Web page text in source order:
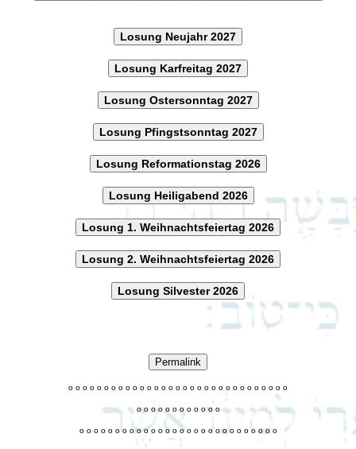
Losung Neujahr 2027
Losung Karfreitag 2027
Losung Ostersonntag 2027
Losung Pfingstsonntag 2027
Losung Reformationstag 2026
Losung Heiligabend 2026
Losung 1. Weihnachtsfeiertag 2026
Losung 2. Weihnachtsfeiertag 2026
Losung Silvester 2026
Permalink
o o o o o o o o o o o o o o o o o o o o o o o o o o o o o o o
o o o o o o o o o o o o
o o o o o o o o o o o o o o o o o o o o o o o o o o o o